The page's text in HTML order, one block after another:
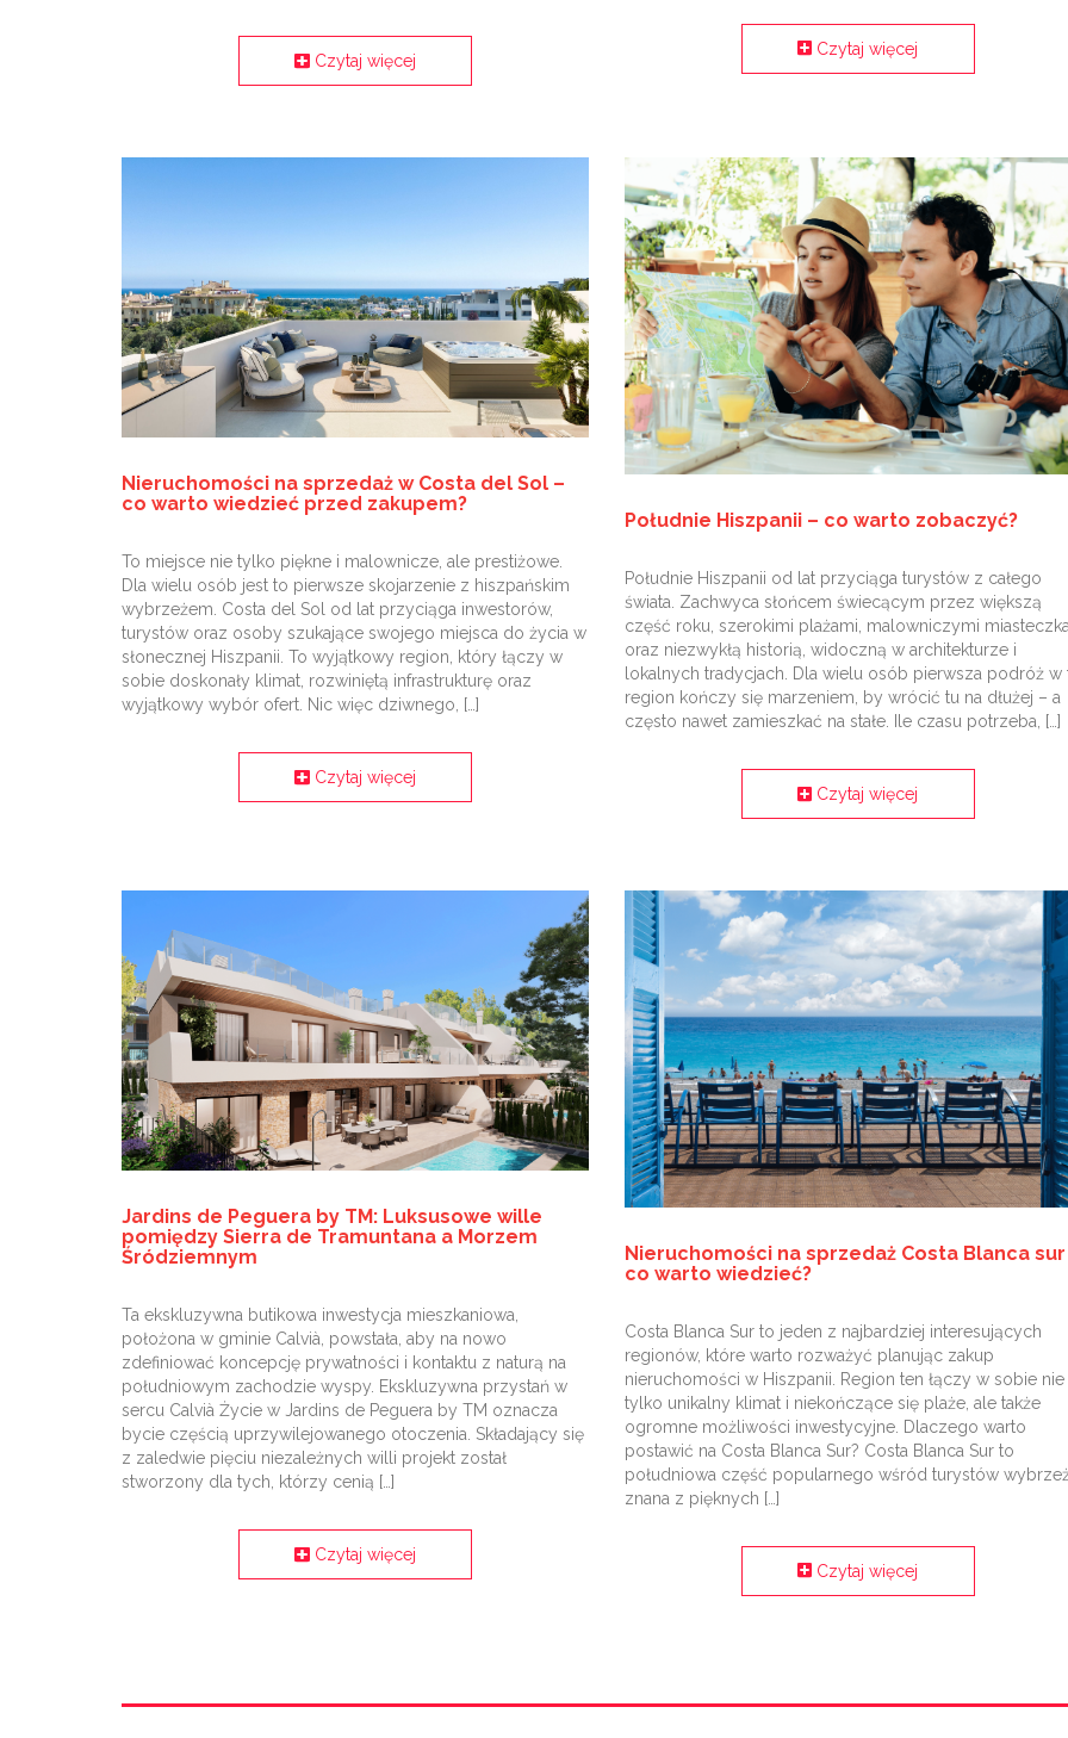
Czytaj więcej
Czytaj więcej
Nieruchomości na sprzedaż w Costa del Sol –
co warto wiedzieć przed zakupem?
To miejsce nie tylko piękne i malownicze, ale prestiżowe.
Dla wielu osób jest to pierwsze skojarzenie z hiszpańskim
wybrzeżem. Costa del Sol od lat przyciąga inwestorów,
turystów oraz osoby szukające swojego miejsca do życia w
słonecznej Hiszpanii. To wyjątkowy region, który łączy w
sobie doskonały klimat, rozwiniętą infrastrukturę oraz
wyjątkowy wybór ofert. Nic więc dziwnego, […]
Czytaj więcej
Południe Hiszpanii – co warto zobaczyć?
Południe Hiszpanii od lat przyciąga turystów z całego
świata. Zachwyca słońcem świecącym przez większą
część roku, szerokimi plażami, malowniczymi
oraz niezwykłą historią, widoczną w architekturze i
lokalnych tradycjach. Dla wielu osób pierwsza podróż w
region kończy się marzeniem, by wrócić tu na dłużej – a
często nawet zamieszkać na stałe. Ile czasu potrzeba, […]
Czytaj więcej
Jardins de Peguera by TM: Luksusowe wille
pomiędzy Sierra de Tramuntana a Morzem
Śródziemnym
Ta ekskluzywna butikowa inwestycja mieszkaniowa,
położona w gminie Calvià, powstała, aby na nowo
zdefiniować koncepcję prywatności i kontaktu z naturą na
południowym zachodzie wyspy. Ekskluzywna przystań w
sercu Calvià Życie w Jardins de Peguera by TM oznacza
bycie częścią uprzywilejowanego otoczenia. Składający się
z zaledwie pięciu niezależnych willi projekt został
stworzony dla tych, którzy cenią […]
Czytaj więcej
Nieruchomości na sprzedaż Costa Blanca sur
co warto wiedzieć?
Costa Blanca Sur to jeden z najbardziej interesujących
regionów, które warto rozważyć planując zakup
nieruchomości w Hiszpanii. Region ten łączy w sobie nie
tylko unikalny klimat i niekończące się plaże, ale także
ogromne możliwości inwestycyjne. Dlaczego warto
postawić na Costa Blanca Sur? Costa Blanca Sur to
południowa część popularnego wśród turystów
znana z pięknych […]
Czytaj więcej